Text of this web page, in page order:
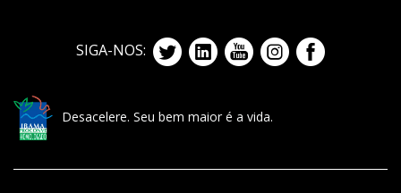
SIGA-NOS:
Desacelere. Seu bem maior é a vida.